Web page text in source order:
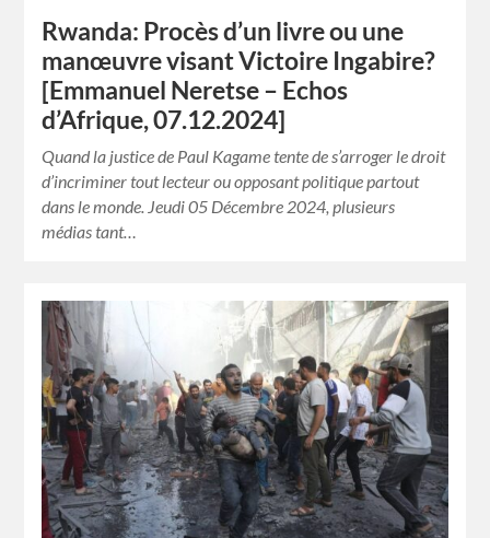
Rwanda: Procès d’un livre ou une
manœuvre visant Victoire Ingabire?
[Emmanuel Neretse – Echos
d’Afrique, 07.12.2024]
Quand la justice de Paul Kagame tente de s’arroger le droit
d’incriminer tout lecteur ou opposant politique partout
dans le monde. Jeudi 05 Décembre 2024, plusieurs
médias tant…